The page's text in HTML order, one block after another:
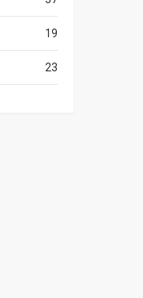
19
23